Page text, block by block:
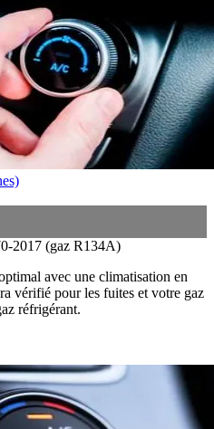
2017 (gaz R134A)
avec une climatisation en
vérifié pour les fuites et votre gaz
réfrigérant.